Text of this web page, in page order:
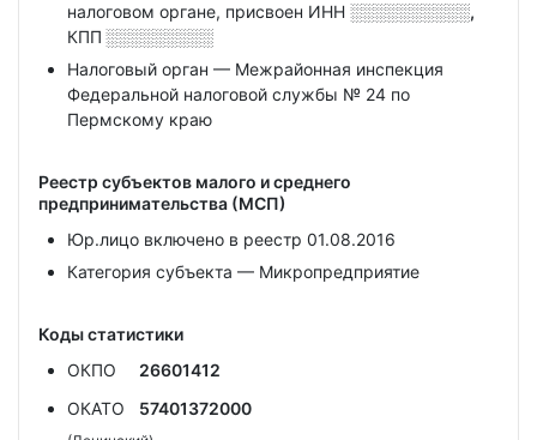
налоговом органе, присвоен ИНН ░░░░░░░░░░,
КПП ░░░░░░░░░
Налоговый орган — Межрайонная инспекция
Федеральной налоговой службы № 24 по
Пермскому краю
Реестр субъектов малого и среднего
предпринимательства (МСП)
Юр.лицо включено в реестр 01.08.2016
Категория субъекта — Микропредприятие
Коды статистики
ОКПО
26601412
ОКАТО
57401372000